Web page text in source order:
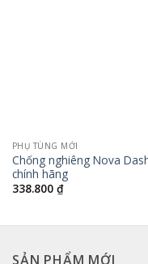
PHỤ TÙNG MỚI
Chống nghiêng Nova
chính hãng
338.800 ₫
SẢN PHẨM MỚI